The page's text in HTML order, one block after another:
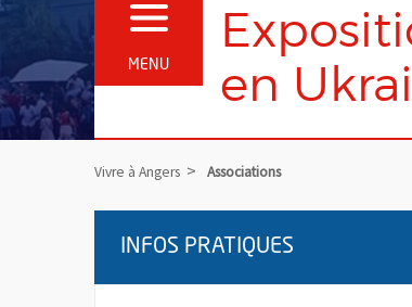
MENU
OUVRIR LE MENU
en
Vivre à Angers Associations
INFOS PRATIQUES